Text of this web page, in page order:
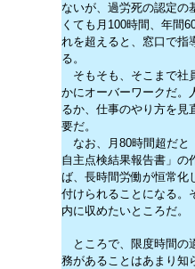
ないが、過労死の認定の
くても月100時間、年間
れを超えると、窓口で指
る。
そもそも、そこまで社
かにオーバーワークだ。
るか、仕事のやり方を見
要だ。
なお、月80時間超だと
自主点検結果報告書」の
ば、長時間労働が恒常化
付けられることになる。
内に収めたいところだ。
ところで、限度時間の
務があることはあまり知